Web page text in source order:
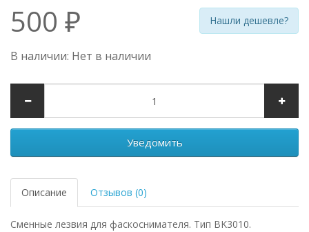
500 ₽ Нашли дешевле?
В наличии: Нет в наличии
Уведомить
Описание Отзывов (0)
Сменные лезвия для фаскоснимателя. Тип BK3010.